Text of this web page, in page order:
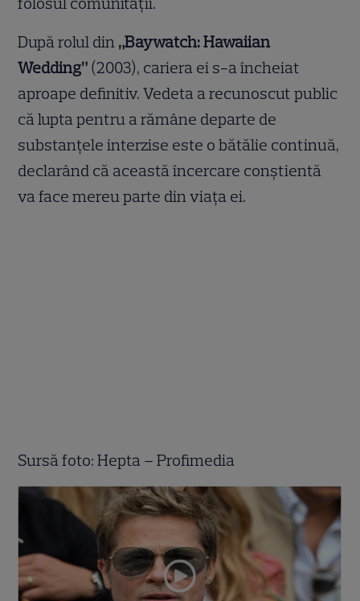
După rolul din „Baywatch: Hawaiian
Wedding” (2003), cariera ei s-a încheiat
aproape definitiv. Vedeta a recunoscut public
că lupta pentru a rămâne departe de
substanțele interzise este o bătălie continuă,
declarând că această încercare conștientă
va face mereu parte din viața ei.
Sursă foto: Hepta – Profimedia